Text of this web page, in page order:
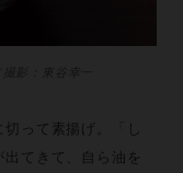
って素揚げ。「し
てきて、自ら油を